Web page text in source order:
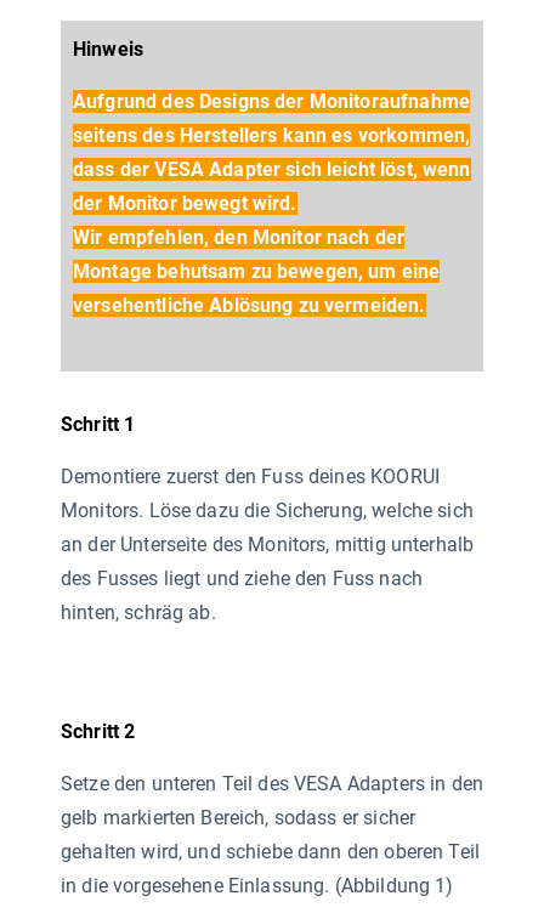
Hinweis
Aufgrund des Designs der Monitoraufnahme
seitens des Herstellers kann es vorkommen,
dass der VESA Adapter sich leicht löst, wenn
der Monitor bewegt wird.
Wir empfehlen, den Monitor nach der
Montage behutsam zu bewegen, um eine
versehentliche Ablösung zu vermeiden.
Schritt 1
Demontiere zuerst den Fuss deines KOORUI
Monitors. Löse dazu die Sicherung, welche sich
an der Unterseite des Monitors, mittig unterhalb
des Fusses liegt und ziehe den Fuss nach
hinten, schräg ab.
Schritt 2
Setze den unteren Teil des VESA Adapters in den
gelb markierten Bereich, sodass er sicher
gehalten wird, und schiebe dann den oberen Teil
in die vorgesehene Einlassung. (Abbildung 1)